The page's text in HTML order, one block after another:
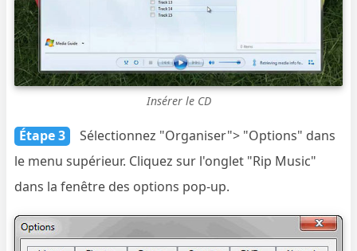
Insérer le CD
Étape 3
Sélectionnez "Organiser"> "Options" dans
le menu supérieur. Cliquez sur l'onglet "Rip Music"
dans la fenêtre des options pop-up.